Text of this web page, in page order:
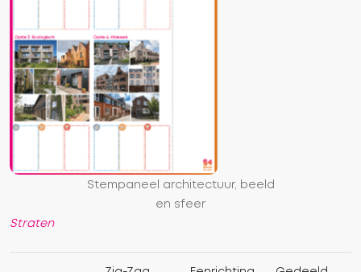
Stempaneel architectuur, beeld
en sfeer
Straten